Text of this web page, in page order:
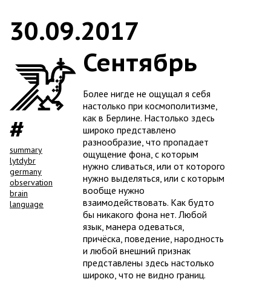
summary
lytdybr
germany
observation
brain
language
30.09.2017
Сентябрь
Более нигде не ощущал я себя
настолько при космополитизме,
как в Берлине. Настолько здесь
широко представлено
разнообразие, что пропадает
ощущение фона, с которым
нужно сливаться, или от которого
нужно выделяться, или с которым
вообще нужно
взаимодействовать. Как будто
бы никакого фона нет. Любой
язык, манера одеваться,
причёска, поведение, народность
и любой внешний признак
представлены здесь настолько
широко, что не видно границ.